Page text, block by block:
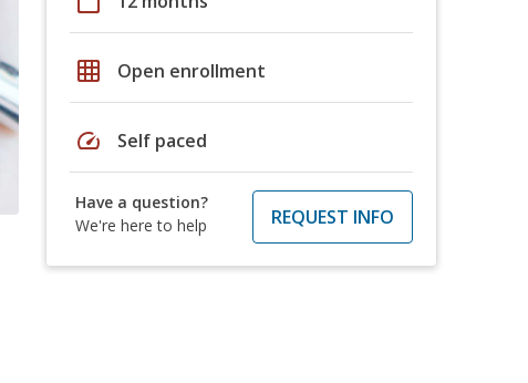
grid_on Open enrollment
speed Self paced
Have a question?
We're here to help
REQUEST INFO